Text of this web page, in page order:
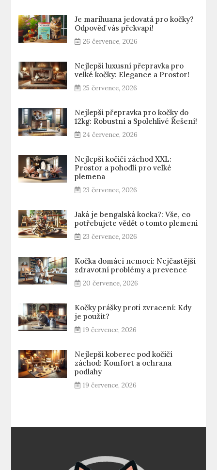
Je marihuana jedovatá pro kočky?
Odpověď vás překvapí!
26 července, 2026
Nejlepší luxusní přepravka pro
velké kočky: Elegance a Prostor!
25 července, 2026
Nejlepší přepravka pro kočky do
12kg: Robustní a Spolehlivé Řešení!
24 července, 2026
Nejlepší kočičí záchod XXL:
Prostor a pohodlí pro velké
plemena
23 července, 2026
Jaká je bengalská kocka?: Vše, co
potřebujete vědět o tomto plemeni
23 července, 2026
Kočka domácí nemoci: Nejčastější
zdravotní problémy a prevence
20 července, 2026
Kočky prášky proti zvracení: Kdy
je použít?
19 července, 2026
Nejlepší koberec pod kočičí
záchod: Komfort a ochrana
podlahy
19 července, 2026